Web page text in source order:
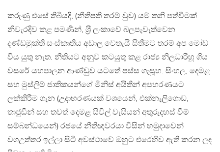
කරුණු එසේ තිබියදී, (නීතිපති තරම් වුව) යම් තනි පත්වීමක්
නිවැරදිව කළ පමණින්, ශ‍්‍රී ලංකාවේ බලපැවැත්වෙන
දණ්ඩමුක්ති සංස්කෘතිය අඩාල වෙතැයි සිතීමට තරම් අප මෝඩ
විය යුතු නැත. නීතියට අනුව කටයුතු කළ රාජ්‍ය නිලධාරීහූ ගිය
වසරේ යහපාලන ආණ්ඩුව යටතේ පස්ස ගැසූහ. සිංහල, දෙමළ
සහ මුස්ලිම් ජාතිකයන්ගේ මිනිස් අයිතීන් අපහරණයට
ලක්කිරීම ගැන (උදාහරණයක් වශයෙන්, එක්නැලිගොඩ,
තාජුඞීන් සහ තවත් දෙමළ සිවිල් වැසියන් අතුරුදහස් වීම්
සම්බන්ධයෙන්) රජයේ නීතිඥවරයා විසින් හමුදාවෙන්
වගඋත්තර ඉල්ලා සිටි අවස්ථාවේ ඔහුට එරෙහිව ඇති කරන ලද